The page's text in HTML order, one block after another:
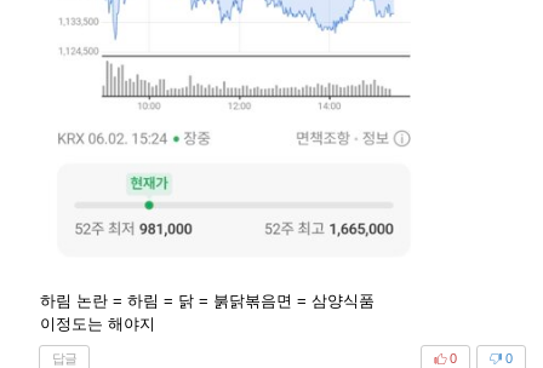
하림 논란 = 하림 = 닭 = 붉닭볶음면 = 삼양식품
이정도는 해야지
답글 0
0